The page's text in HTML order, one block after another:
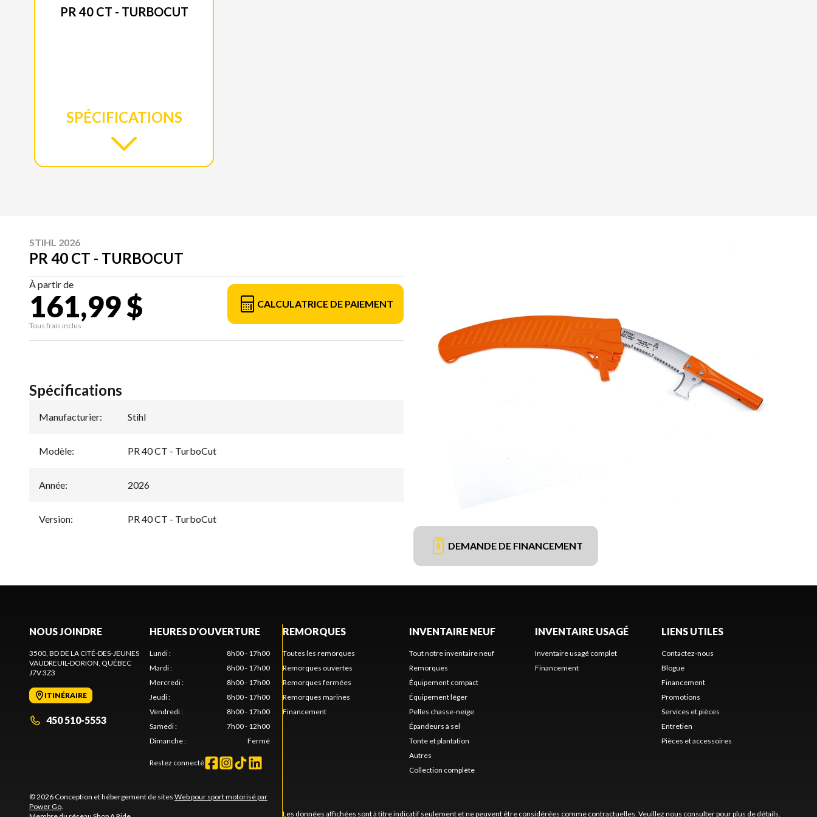
PR 40 CT - TURBOCUT
SPÉCIFICATIONS
STIHL 2026
PR 40 CT - TURBOCUT
À partir de
161,99 $
Tous frais inclus
CALCULATRICE DE PAIEMENT
DEMANDE DE FINANCEMENT
Spécifications
Manufacturier: Stihl
Modèle: PR 40 CT - TurboCut
Année: 2026
Version: PR 40 CT - TurboCut
NOUS JOINDRE
3500, BD DE LA CITÉ-DES-JEUNES
VAUDREUIL-DORION, QUÉBEC
J7V 3Z3
ITINÉRAIRE
450 510-5553
HEURES D'OUVERTURE
Lundi:
8h00 - 17h00
Mardi:
8h00 - 17h00
Mercredi:
8h00 - 17h00
Jeudi:
8h00 - 17h00
Vendredi:
8h00 - 17h00
Samedi:
7h00 - 12h00
Dimanche: Fermé
Restez connecté
© 2026 Conception et hébergement de sites Web pour sport motorisé par
Power Go.
REMORQUES
Toutes les remorques
Remorques ouvertes
Remorques fermées
Remorques marines
Financement
INVENTAIRE NEUF
Tout notre inventaire neuf
Remorques
Équipement compact
Équipement léger
Pelles chasse-neige
Épandeurs à sel
Tonte et plantation
Autres
Collection complète
INVENTAIRE USAGÉ
Inventaire usagé complet
Financement
LIENS UTILES
Contactez-nous
Blogue
Financement
Promotions
Services et pièces
Entretien
Pièces et accessoires
Les données affichées sont à titre indicatif seulement et ne peuvent être considérées comme contractuelles. Veuillez nous consulter pour plus de détails.